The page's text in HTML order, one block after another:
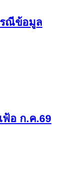
รณีข้อมูล
ฟ้อ ก.ค.69